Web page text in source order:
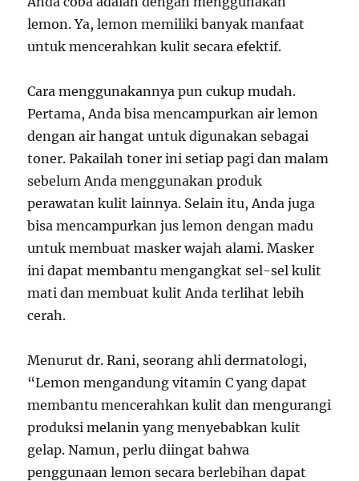
lemon. Ya, lemon memiliki banyak manfaat
untuk mencerahkan kulit secara efektif.
Cara menggunakannya pun cukup mudah.
Pertama, Anda bisa mencampurkan air lemon
dengan air hangat untuk digunakan sebagai
toner. Pakailah toner ini setiap pagi dan malam
sebelum Anda menggunakan produk
perawatan kulit lainnya. Selain itu, Anda juga
bisa mencampurkan jus lemon dengan madu
untuk membuat masker wajah alami. Masker
ini dapat membantu mengangkat sel-sel kulit
mati dan membuat kulit Anda terlihat lebih
cerah.
Menurut dr. Rani, seorang ahli dermatologi,
“Lemon mengandung vitamin C yang dapat
membantu mencerahkan kulit dan mengurangi
produksi melanin yang menyebabkan kulit
gelap. Namun, perlu diingat bahwa
penggunaan lemon secara berlebihan dapat